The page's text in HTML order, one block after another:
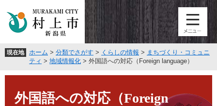
頭
す
飛
し
現在地 ホーム > 分類でさがす > くらしの情報 > まちづくり・コミュニ
ティ > 地域情報化 > 外国語への対応（Foreign language）
外国語への対応（Foreign